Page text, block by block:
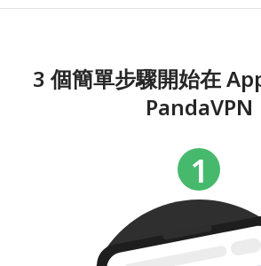
3 個簡單步驟開始在
PandaVPN